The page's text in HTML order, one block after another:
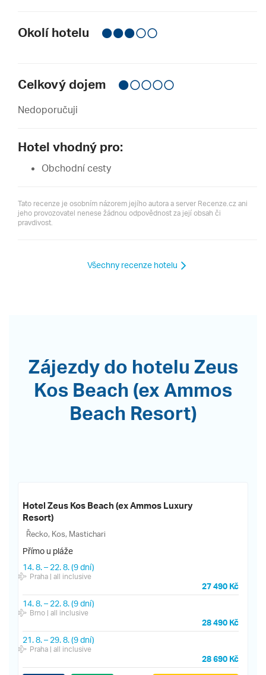
Okolí hotelu
Celkový dojem
Nedoporučuji
Hotel vhodný pro:
Obchodní cesty
Tato recenze je osobním názorem jejího autora a server Recenze.cz ani
jeho provozovatel nenese žádnou odpovědnost za její obsah či
pravdivost.
Všechny recenze hotelu
Zájezdy do hotelu Zeus
Kos Beach (ex Ammos
Beach Resort)
Hotel Zeus Kos Beach (ex Ammos Luxury
Resort)
Řecko, Kos, Mastichari
Přímo u pláže
14. 8.– 22. 8.(9 dní)
Praha| all inclusive
27 490 Kč
14. 8.– 22. 8.(9 dní)
Brno| all inclusive
28 490 Kč
21. 8.– 29. 8.(9 dní)
Praha| all inclusive
28 690 Kč